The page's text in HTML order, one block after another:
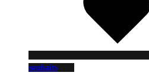
souhaits